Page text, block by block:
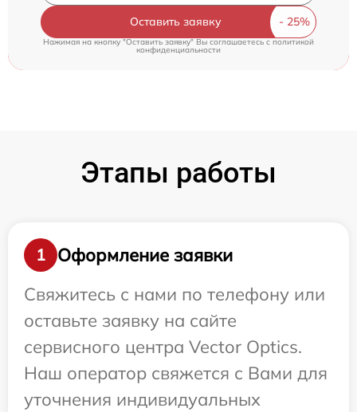
Оставить заявку
Нажимая на кнопку "Оставить заявку" Вы соглашаетесь c политикой
конфиденциальности
Этапы работы
1
Оформление заявки
Свяжитесь с нами по телефону или
оставьте заявку на сайте
сервисного центра Vector Optics.
Наш оператор свяжется с Вами для
уточнения индивидуальных